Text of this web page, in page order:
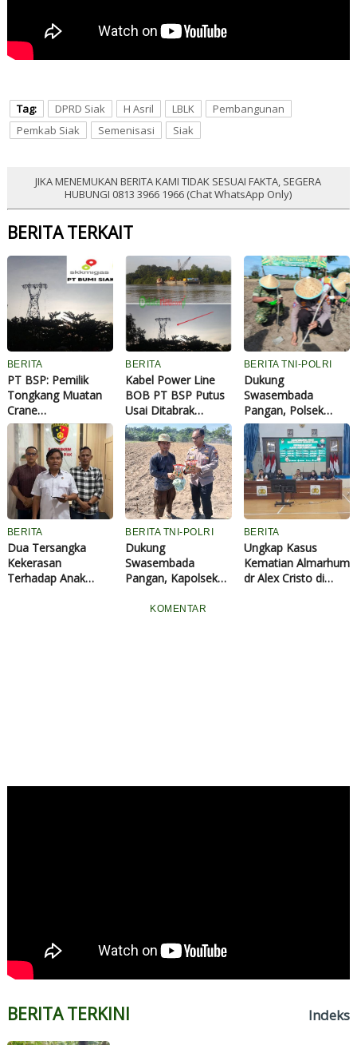
Tag: DPRD Siak H Asril LBLK
Pembangunan
Pemkab Siak
Semenisasi Siak
JIKA MENEMUKAN BERITA KAMI TIDAK SESUAI FAKTA, SEGERA
HUBUNGI 0813 3966 1966 (Chat WhatsApp Only)
BERITA TERKAIT
BERITA
PT BSP: Pemilik
Tongkang Muatan
Crane
Tanggungjawab
Penuh atas
Pergantian
Material...
BERITA
Kabel Power Line
BOB PT BSP Putus
Usai Ditabrak
Tongkang Muatan
Crane di Aliran
Sungai Siak
Perawang
BERITA TNI-POLRI
Dukung
Swasembada
Pangan, Polsek
Tualang dan
Forkopimcam
Tanam Jagung
Kuartal III di Ponpes
Abu Huroiroh
BERITA
Dua Tersangka
Kekerasan
Terhadap Anak
BERITA TNI-POLRI
Dukung
Swasembada
Pangan, Kapolsek
Bibit Jagung Pipil
BERITA
Ungkap Kasus
Kematian Almarhum
dr Alex Cristo di
KOMENTAR
BERITA TERKINI Indeks